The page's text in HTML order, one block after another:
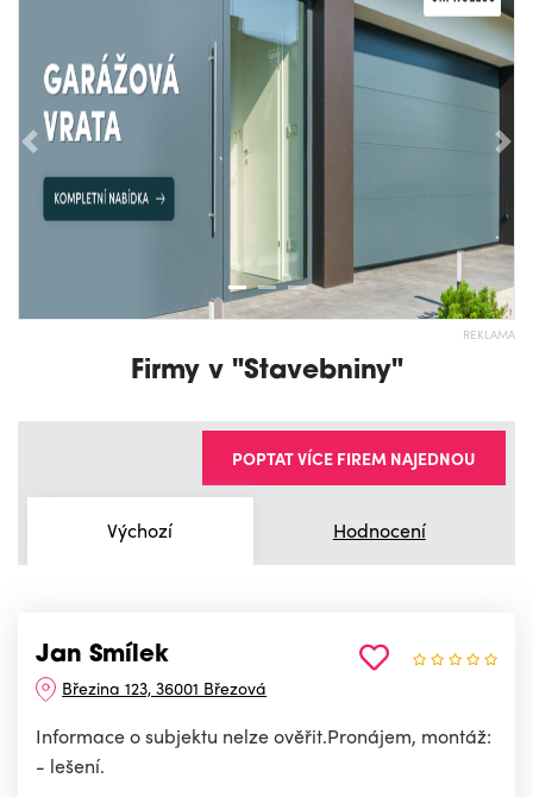
Předchozí
REKLAMA
Firmy v "Stavebniny"
Výchozí Hodnocení
POPTAT VÍCE FIREM NAJEDNOU
Jan Smílek
Březina 123, 36001 Březová
Informace o subjektu nelze ověřit.Pronájem, montáž:
- lešení.